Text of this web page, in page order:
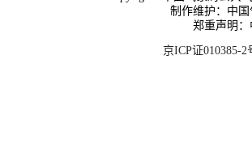
制作维护：中
郑重声明
京ICP证010385-2